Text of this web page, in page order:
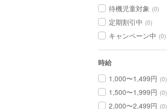
待機児童対象 (0)
定期割引中 (0)
キャンペーン中 (0)
時給
1,000〜1,499円 (0)
1,500〜1,999円 (0)
2,000〜2,499円 (0)